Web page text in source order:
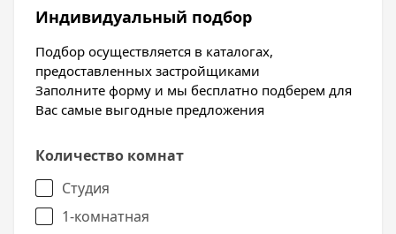
Индивидуальный подбор
Подбор осуществляется в каталогах,
предоставленных застройщиками
Заполните форму и мы бесплатно подберем для
Вас самые выгодные предложения
Количество комнат
Студия
1-комнатная